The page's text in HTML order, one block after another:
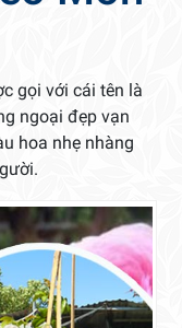
gọi với cái tên là
ngoại đẹp vạn
hoa nhẹ nhàng